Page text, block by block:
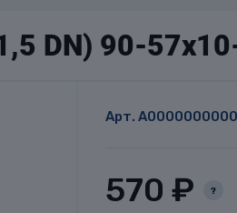
DN) 90-
Арт.
570 ₽ ?